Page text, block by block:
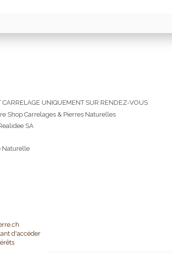
UNIQUEMENT SUR RENDEZ-VOUS
Shop Carrelages & Pierres Naturelles
SA
Naturelle
d'accéder